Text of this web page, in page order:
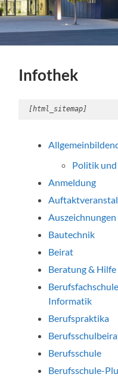
Infothek
[html_sitemap]
Politik
Anmeldung
Auszeichnungen
Bautechnik
Beirat
Beratung & Hilfe
Informatik
Berufspraktika
Berufsschule
Berufsschule-